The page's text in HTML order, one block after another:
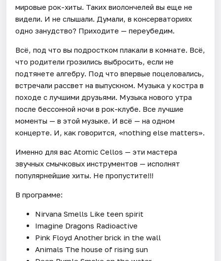
мировые рок-хиты. Таких виолончелей вы еще не
видели. И не слышали. Думали, в консерваториях
одно занудство? Приходите — переубедим.
Всё, под что вы подростком плакали в комнате. Всё,
что родители грозились выбросить, если не
подтянете алгебру. Под что впервые поцеловались,
встречали рассвет на выпускном. Музыка у костра в
походе с лучшими друзьями. Музыка нового утра
после бессонной ночи в рок-клубе. Все лучшие
моменты — в этой музыке. И всё — на одном
концерте. И, как говорится, «nothing else matters».
Именно для вас Atomic Cellos — эти мастера
звучных смычковых инструментов — исполнят
популярнейшие хиты. Не пропустите!!!
В программе:
Nirvana Smells Like teen spirit
Imagine Dragons Radioactive
Pink Floyd Another brick in the wall
Animals The house of rising sun